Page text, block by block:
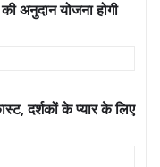
अनुदान योजना होगी
दर्शकों के प्यार के लिए